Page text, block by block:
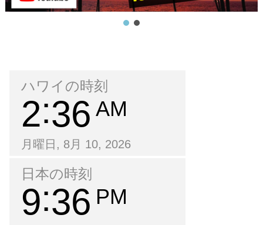
ハワイの時刻
2 36 AM
月曜日, 8月 10, 2026
日本の時刻
9 36 PM